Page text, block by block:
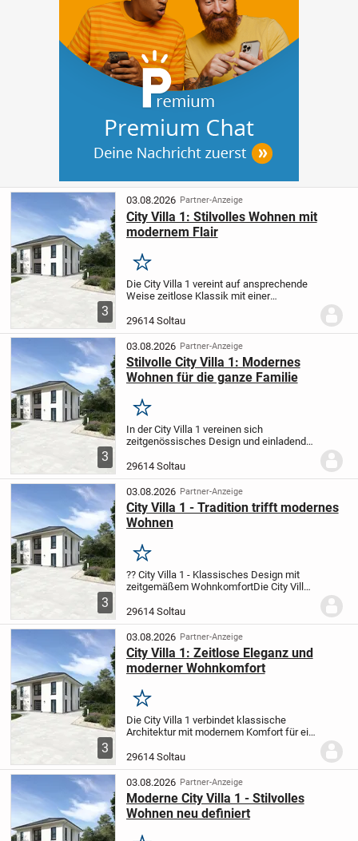
3
03.08.2026 Partner-Anzeige
City Villa 1: Stilvolles Wohnen mit
modernem Flair
Merken
Die City Villa 1 vereint auf ansprechende
Weise zeitlose Klassik mit einer
geschnittene Wohn- und Essbereiche
schaffen Raum für entspannte Stunden
oder gesellige...
29614 Soltau
3
03.08.2026 Partner-Anzeige
Stilvolle City Villa 1: Modernes
Wohnen für die ganze Familie
Merken
In der City Villa 1 vereinen sich
zeitgenössisches Design und einladende
Essbereich lädt zu entspannten Stunden
im Kreis der Familie oder zu geselligen
Treffen...
29614 Soltau
3
03.08.2026 Partner-Anzeige
City Villa 1 - Tradition trifft modernes
Wohnen
Merken
?? City Villa 1 - Klassisches Design mit
zeitgemäßem WohnkomfortDie City Villa
modernen Wohnideen. Im großzügigen
Wohn- und Essbereich genießen Sie...
29614 Soltau
3
03.08.2026 Partner-Anzeige
City Villa 1: Zeitlose Eleganz und
moderner Wohnkomfort
Merken
Die City Villa 1 verbindet klassische
Architektur mit modernem Komfort für ein
gestaltete Wohn- und Essbereich bietet
Ihnen den perfekten Rahmen für
entspannte...
29614 Soltau
03.08.2026 Partner-Anzeige
Moderne City Villa 1 - Stilvolles
Wohnen neu definiert